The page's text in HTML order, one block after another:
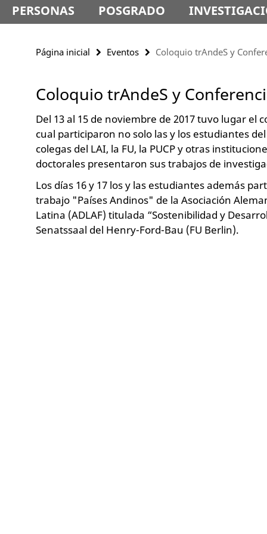
PERSONAS POSGRADO
Página inicial Eventos Coloquio trAndeS y
Coloquio trAndeS y
Del 13 al 15 de noviembre de 2017 tuvo lugar el
cual participaron no solo las y los estudiantes
colegas del LAI, la FU, la PUCP y otras
doctorales presentaron sus trabajos de
Los días 16 y 17 los y las estudiantes además
trabajo "Países Andinos" de la Asociación
Latina (ADLAF) titulada “Sostenibilidad y
Senatssaal del Henry-Ford-Bau (FU Berlin).